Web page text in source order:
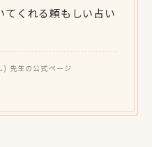
てくれる頼もしい占い
先生の公式ページ